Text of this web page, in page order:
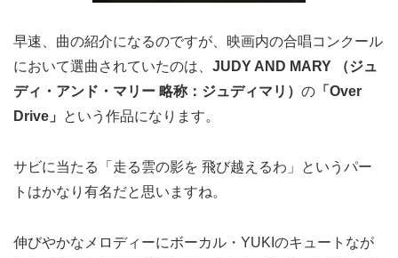
早速、曲の紹介になるのですが、映画内の合唱コンクール
において選曲されていたのは、 JUDY AND MARY （ジュ
ディ・アンド・マリー 略称：ジュディマリ） の 「Over
Drive」
という作品になります。
サビに当たる「走る雲の影を 飛び越えるわ」というパー
トはかなり有名だと思いますね。
伸びやかなメロディーにボーカル・YUKIのキュートなが